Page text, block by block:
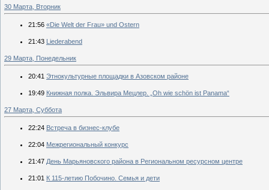
30 Марта, Вторник
21:56 «Die Welt der Frau» und Ostern
21:43 Liederabend
29 Марта, Понедельник
20:41 Этнокультурные площадки в Азовском районе
19:49 Книжная полка. Эльвира Мецлер. „Oh wie schön ist Panama“
27 Марта, Суббота
22:24 Встреча в бизнес-клубе
22:04 Межрегиональный конкурс
21:47 День Марьяновского района в Региональном ресурсном центре
21:01 К 115-летию Побочино. Семья и дети